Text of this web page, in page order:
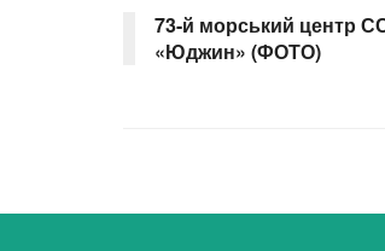
73-й морський центр
«Юджин» (ФОТО)